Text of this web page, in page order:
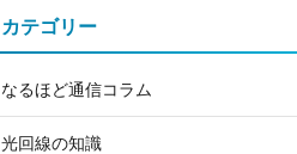
カテゴリー
なるほど通信コラム
光回線の知識